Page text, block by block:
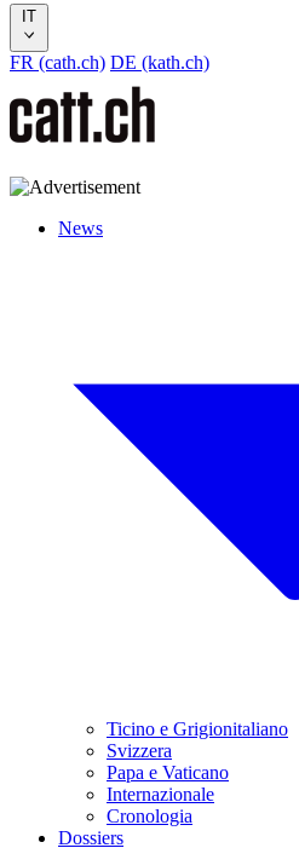
IT
FR (cath.ch) DE (kath.ch)
News
Ticino e Grigionitaliano
Svizzera
Papa e Vaticano
Internazionale
Cronologia
Dossiers